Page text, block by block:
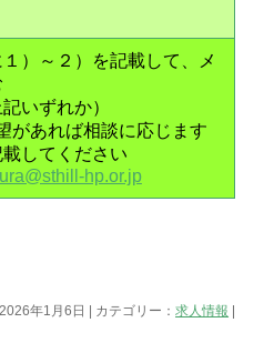
）～２）を記載して、メ
いずれか）
があれば相談に応じます
してください
hp.or.jp
2026年1月6日 | カテゴリー：求人情報 |